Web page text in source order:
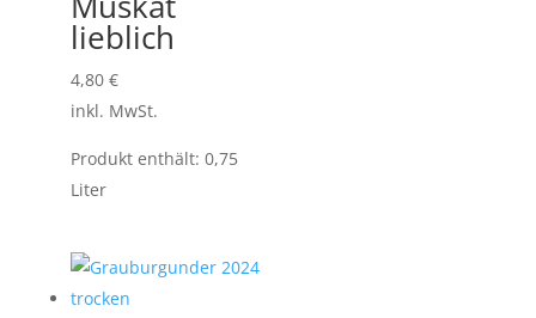
lieblich
4,80 €
inkl. MwSt.
Produkt enthält: 0,75
Liter